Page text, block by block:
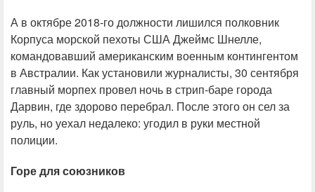
А в октябре 2018-го должности лишился полковник
Корпуса морской пехоты США Джеймс Шнелле,
командовавший американским военным контингентом
в Австралии. Как установили журналисты, 30 сентября
главный морпех провел ночь в стрип-баре города
Дарвин, где здорово перебрал. После этого он сел за
руль, но уехал недалеко: угодил в руки местной
полиции.
Горе для союзников